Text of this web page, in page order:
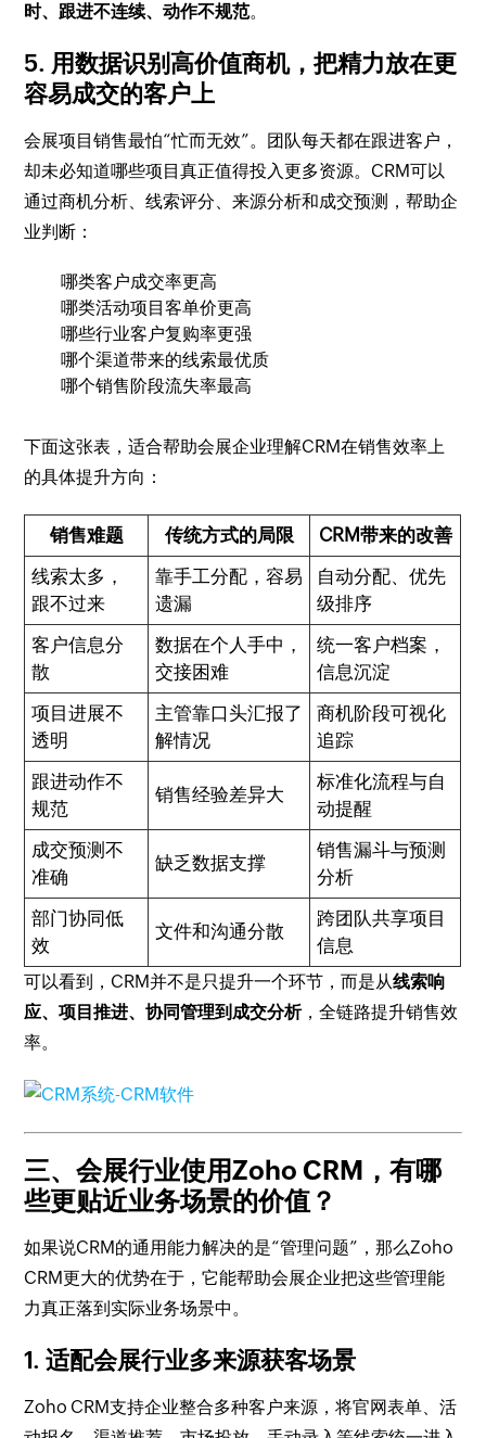
时、跟进不连续、动作不规范。
5. 用数据识别高价值商机，把精力放在更
容易成交的客户上
会展项目销售最怕“忙而无效”。团队每天都在跟进客户，
却未必知道哪些项目真正值得投入更多资源。CRM可以
通过商机分析、线索评分、来源分析和成交预测，帮助企
业判断：
哪类客户成交率更高
哪类活动项目客单价更高
哪些行业客户复购率更强
哪个渠道带来的线索最优质
哪个销售阶段流失率最高
下面这张表，适合帮助会展企业理解CRM在销售效率上
的具体提升方向：
销售难题 传统方式的局限
CRM带来的改善
线索太多，
跟不过来
靠手工分配，容易
遗漏
自动分配、优先
级排序
客户信息分
散
数据在个人手中，
交接困难
统一客户档案，
信息沉淀
项目进展不
透明
主管靠口头汇报了
解情况
商机阶段可视化
追踪
跟进动作不
规范
销售经验差异大
标准化流程与自
动提醒
成交预测不
准确
缺乏数据支撑
销售漏斗与预测
分析
部门协同低
效
文件和沟通分散
跨团队共享项目
信息
可以看到，CRM并不是只提升一个环节，而是从线索响
应、项目推进、协同管理到成交分析，全链路提升销售效
率。
三、会展行业使用Zoho CRM，有哪
些更贴近业务场景的价值？
如果说CRM的通用能力解决的是“管理问题”，那么Zoho
CRM更大的优势在于，它能帮助会展企业把这些管理能
力真正落到实际业务场景中。
1. 适配会展行业多来源获客场景
Zoho CRM支持企业整合多种客户来源，将官网表单、活